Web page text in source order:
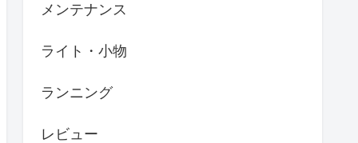
メンテナンス
ライト・小物
ランニング
レビュー